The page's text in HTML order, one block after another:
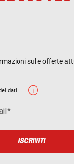
sulle offerte
dati
ISCRIVITI